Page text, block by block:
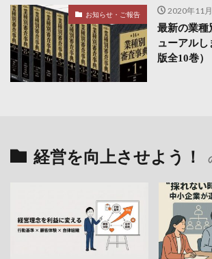
お知らせ・ご報告 2020年11
最新の業種
ューアルし
版全10巻）
経営を向上させよう！